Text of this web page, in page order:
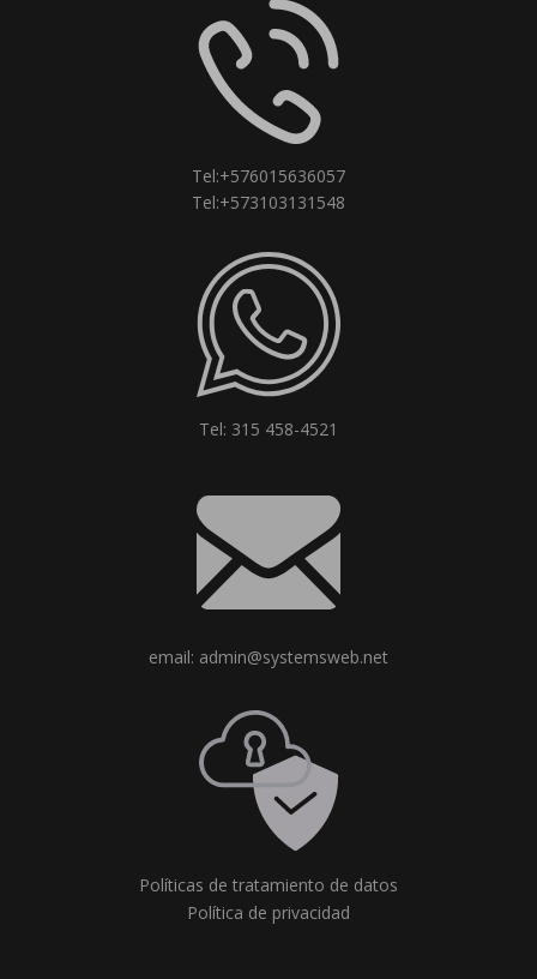
Tel:+576015636057
Tel:+573103131548
Tel: 315 458-4521
email: admin@systemsweb.net
Políticas de tratamiento de datos
Política de privacidad